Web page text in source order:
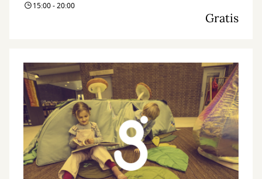
15:00 - 20:00
Gratis